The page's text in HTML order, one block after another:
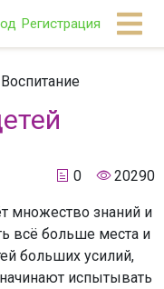
Регистрация
Воспитание
0 20290
множество знаний и
всё больше места и
больших усилий,
испытывать